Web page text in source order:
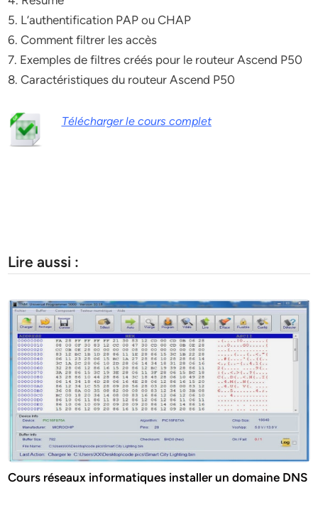
5. L’authentification PAP ou CHAP
6. Comment filtrer les accès
7. Exemples de filtres créés pour le routeur Ascend P50
8. Caractéristiques du routeur Ascend P50
Télécharger le cours complet
Lire aussi :
Cours réseaux informatiques installer un domaine DNS